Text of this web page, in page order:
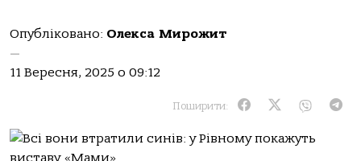
Опубліковано: Олекса Мирожит
—
11 Вересня, 2025 о 09:12
Поширити: